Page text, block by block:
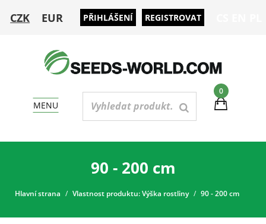
CZK EUR PŘIHLÁŠENÍ REGISTROVAT
0
MENU
90 - 200 cm
Hlavní strana Vlastnost produktu: Výška rostliny 90 - 200 cm